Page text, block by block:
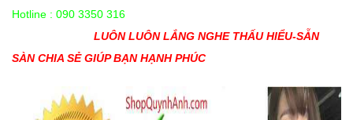
Hotline : 090 3350 316
LUÔN LUÔN LẮNG NGHE THẤU HIỂU-SẴN
SÀN CHIA SẺ GIÚP BẠN HẠNH PHÚC